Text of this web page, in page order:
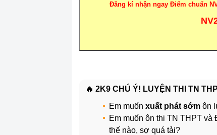
Đăng kí nhận ngay Điểm chuẩn
🔥 2K9 CHÚ Ý! LUYỆN THI TN
Em muốn xuất phát sớm ôn
Em muốn ôn thi TN THPT
thế nào, sợ quá tải?